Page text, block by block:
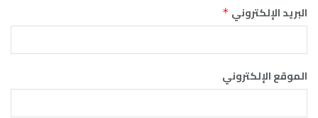
البريد الإلكتروني *
الموقع الإلكتروني